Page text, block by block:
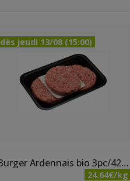
dès jeudi 13/08 (15:00)
Burger Ardennais bio 3pc/420g - PQA
24.64€/kg